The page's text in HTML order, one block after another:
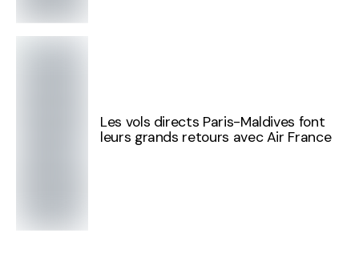
Les vols directs Paris-Maldives font
leurs grands retours avec Air France